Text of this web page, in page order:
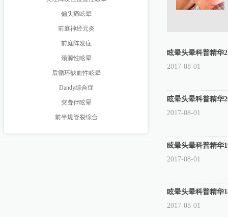
偏头痛眩晕
前庭神经元炎
前庭阵发症
颈源性眩晕
后循环缺血性眩晕
Dandy综合症
突聋伴眩晕
前半规管裂综合
眩晕头晕科普精华
2017-08-01
眩晕头晕科普精华
2017-08-01
眩晕头晕科普精华
2017-08-01
眩晕头晕科普精华
2017-08-01